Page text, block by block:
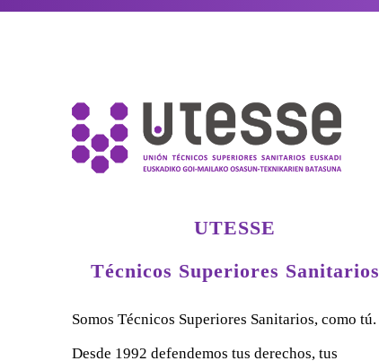
UTESSE
Técnicos Superiores Sanitarios
Somos Técnicos Superiores Sanitarios, como tú.
Desde 1992 defendemos tus derechos, tus